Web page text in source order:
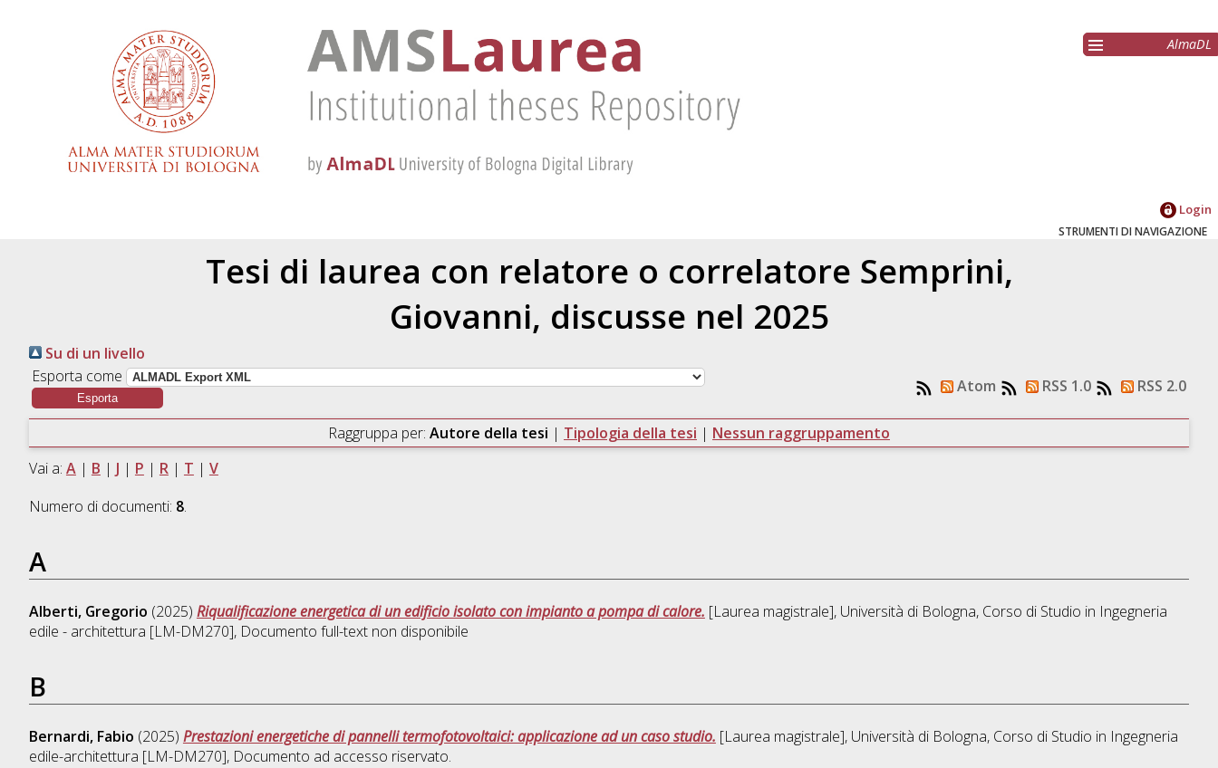
AlmaDL
Login
STRUMENTI DI NAVIGAZIONE
Tesi di laurea con relatore o correlatore Semprini,
Giovanni, discusse nel 2025
Su di un livello
Esporta come
Atom RSS 1.0 RSS 2.0
Raggruppa per: Autore della tesi | Tipologia della tesi | Nessun raggruppamento
Vai a: A| B | J | P | R| T | V
Numero di documenti: 8.
A
Alberti, Gregorio (2025) Riqualificazione energetica di un edificio isolato con impianto a pompa di calore. [Laurea magistrale], Università di Bologna, Corso di Studio in Ingegneria
edile - architettura [LM-DM270], Documento full-text non disponibile
B
Bernardi, Fabio (2025) Prestazioni energetiche di pannelli termofotovoltaici: applicazione ad un caso studio. [Laurea magistrale], Università di Bologna, Corso di Studio in Ingegneria
edile-architettura [LM-DM270], Documento ad accesso riservato.